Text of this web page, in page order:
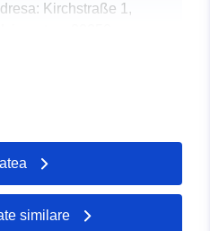
Kirchstraße 1,
la data.europa.eu:
actualizate la data
similare